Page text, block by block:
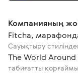
Компанияның
Fitcha,
Сауықтыру
The World Around
табиғатты